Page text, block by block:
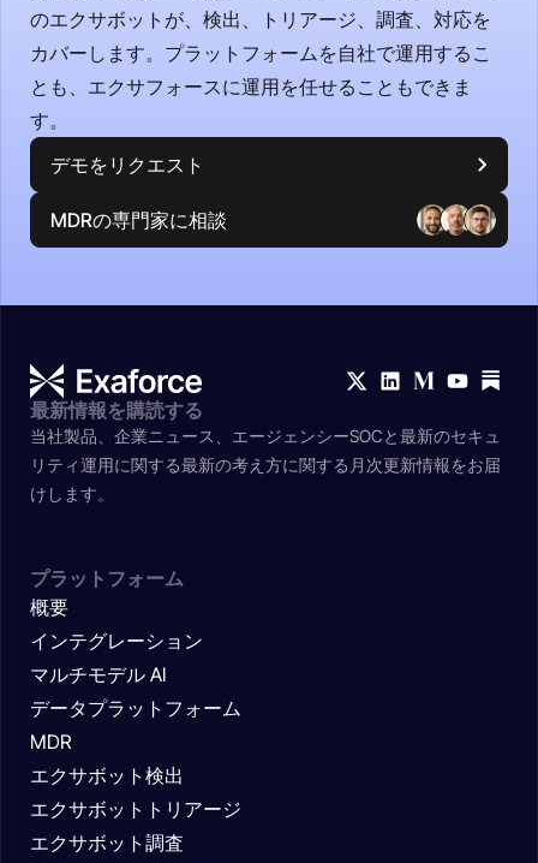
のエクサボットが、検出、トリアージ、調査、対応を
カバーします。プラットフォームを自社で運用するこ
とも、エクサフォースに運用を任せることもできま
す。
デモをリクエスト
MDRの専門家に相談
最新情報を購読する
当社製品、企業ニュース、エージェンシーSOCと最新のセキュ
リティ運用に関する最新の考え方に関する月次更新情報をお届
けします。
プラットフォーム
概要
インテグレーション
マルチモデル AI
データプラットフォーム
MDR
エクサボット検出
エクサボットトリアージ
エクサボット調査